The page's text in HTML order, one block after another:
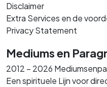
Disclaimer
Extra Services en de
Privacy Statement
Mediums en
2012 – 2026
Een spirituele Lijn voor